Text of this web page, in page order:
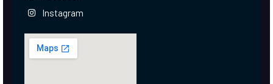
Instagram